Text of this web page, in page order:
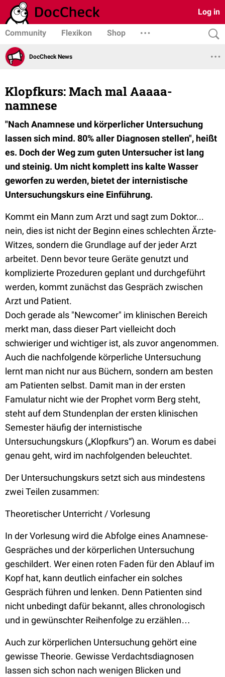
Log in
Community Flexikon Shop
DocCheck News
Klopfkurs: Mach mal Aaaaa-
namnese
"Nach Anamnese und körperlicher Untersuchung
lassen sich mind. 80% aller Diagnosen stellen", heißt
es. Doch der Weg zum guten Untersucher ist lang
und steinig. Um nicht komplett ins kalte Wasser
geworfen zu werden, bietet der internistische
Untersuchungskurs eine Einführung.
Kommt ein Mann zum Arzt und sagt zum Doktor...
nein, dies ist nicht der Beginn eines schlechten Ärzte-
Witzes, sondern die Grundlage auf der jeder Arzt
arbeitet. Denn bevor teure Geräte genutzt und
komplizierte Prozeduren geplant und durchgeführt
werden, kommt zunächst das Gespräch zwischen
Arzt und Patient.
Doch gerade als "Newcomer" im klinischen Bereich
merkt man, dass dieser Part vielleicht doch
schwieriger und wichtiger ist, als zuvor angenommen.
Auch die nachfolgende körperliche Untersuchung
lernt man nicht nur aus Büchern, sondern am besten
am Patienten selbst. Damit man in der ersten
Famulatur nicht wie der Prophet vorm Berg steht,
steht auf dem Stundenplan der ersten klinischen
Semester häufig der internistische
Untersuchungskurs („Klopfkurs“) an. Worum es dabei
genau geht, wird im nachfolgenden beleuchtet.
Der Untersuchungskurs setzt sich aus mindestens
zwei Teilen zusammen:
Theoretischer Unterricht / Vorlesung
In der Vorlesung wird die Abfolge eines Anamnese-
Gespräches und der körperlichen Untersuchung
geschildert. Wer einen roten Faden für den Ablauf im
Kopf hat, kann deutlich einfacher ein solches
Gespräch führen und lenken. Denn Patienten sind
nicht unbedingt dafür bekannt, alles chronologisch
und in gewünschter Reihenfolge zu erzählen…
Auch zur körperlichen Untersuchung gehört eine
gewisse Theorie. Gewisse Verdachtsdiagnosen
lassen sich schon nach wenigen Blicken und